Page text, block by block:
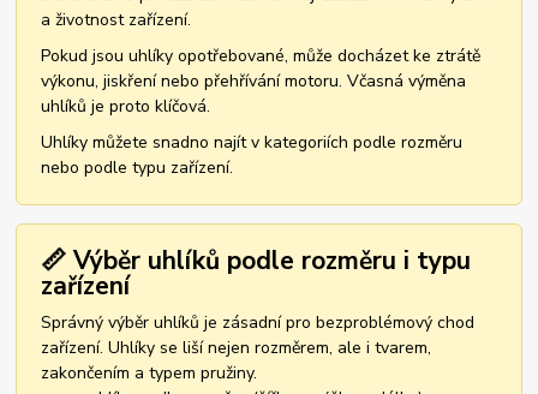
a životnost zařízení.
Pokud jsou uhlíky opotřebované, může docházet ke ztrátě
výkonu, jiskření nebo přehřívání motoru. Včasná výměna
uhlíků je proto klíčová.
Uhlíky můžete snadno najít v kategoriích podle rozměru
nebo podle typu zařízení.
📏 Výběr uhlíků podle rozměru i typu
zařízení
Správný výběr uhlíků je zásadní pro bezproblémový chod
zařízení. Uhlíky se liší nejen rozměrem, ale i tvarem,
zakončením a typem pružiny.